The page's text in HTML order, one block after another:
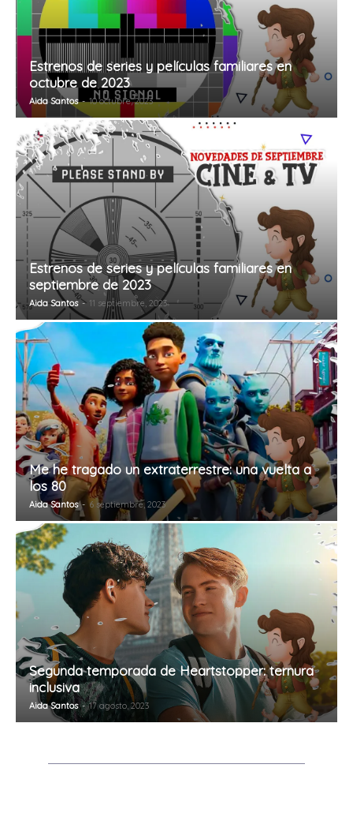
Estrenos de series y películas familiares en
octubre de 2023
Aida Santos - 10 octubre, 2023
Estrenos de series y películas familiares en
septiembre de 2023
Aida Santos - 11 septiembre, 2023
Me he tragado un extraterrestre: una vuelta a
los 80
Aida Santos - 6 septiembre, 2023
Segunda temporada de Heartstopper: ternura
inclusiva
Aida Santos - 17 agosto, 2023